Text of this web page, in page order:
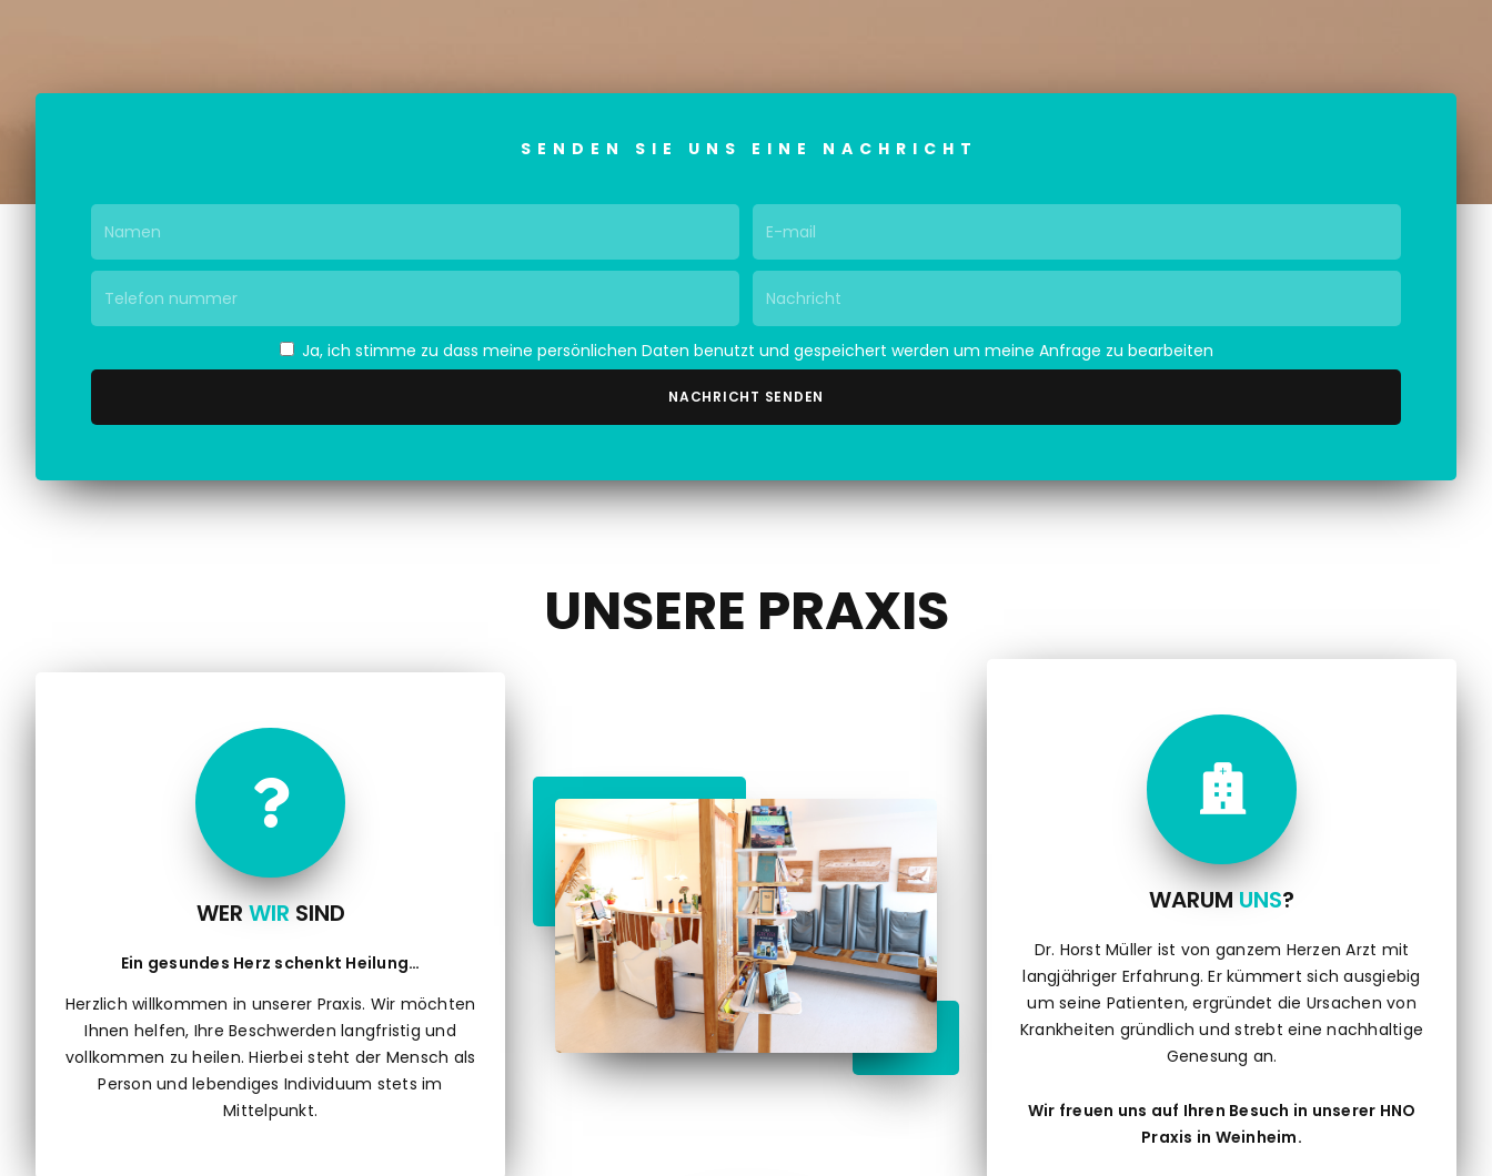
SENDEN SIE UNS EINE NACHRICHT
Ja, ich stimme zu dass meine persönlichen Daten benutzt und gespeichert werden um meine Anfrage zu bearbeiten
UNSERE PRAXIS

WER WIR SIND
Ein gesundes Herz schenkt Heilung…
Herzlich willkommen in unserer Praxis. Wir möchten
Ihnen helfen, Ihre Beschwerden langfristig und
vollkommen zu heilen. Hierbei steht der Mensch als
Person und lebendiges Individuum stets im
Mittelpunkt.

WARUM UNS?
Dr. Horst Müller ist von ganzem Herzen Arzt mit
langjähriger Erfahrung. Er kümmert sich ausgiebig
um seine Patienten, ergründet die Ursachen von
Krankheiten gründlich und strebt eine nachhaltige
Genesung an.
Wir freuen uns auf Ihren Besuch in unserer HNO
Praxis in Weinheim.